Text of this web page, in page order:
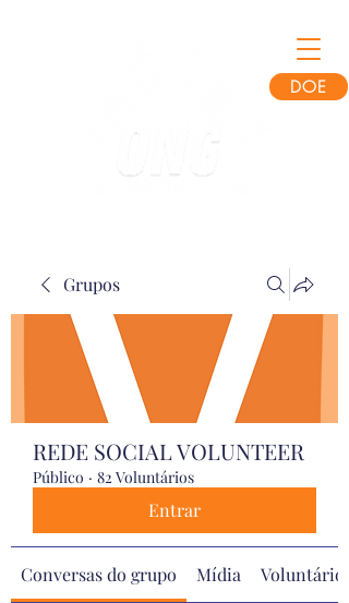
DOE
Grupos
REDE SOCIAL VOLUNTEER
Público · 82 Voluntários
Entrar
Conversas do grupo Mídia Voluntários